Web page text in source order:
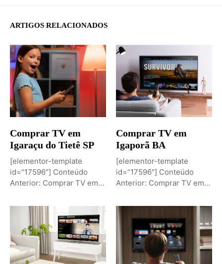
ARTIGOS RELACIONADOS
Comprar TV em
Igaraçu do Tietê SP
[elementor-template
id=”17596″] Conteúdo
Anterior: Comprar TV em
Conteúdo: Sobremesa de...
Comprar TV em
Igaporã BA
[elementor-template
id=”17596″] Conteúdo
Anterior: Comprar TV em
Comprar TV...